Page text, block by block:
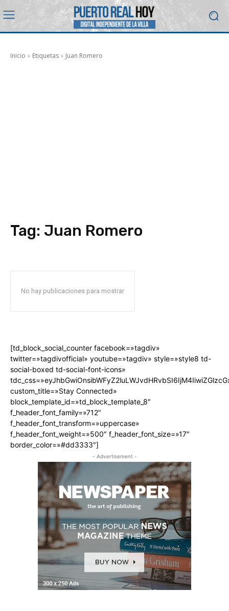
Inicio Etiquetas Juan Romero
Tag: Juan Romero
No hay publicaciones para mostrar
[td_block_social_counter facebook=»tagdiv»
twitter=»tagdivofficial» youtube=»tagdiv» style=»style8 td-
social-boxed td-social-font-icons»
custom_title=»Stay Connected»
block_template_id=»td_block_template_8″
f_header_font_family=»712″
f_header_font_transform=»uppercase»
f_header_font_weight=»500″ f_header_font_size=»17″
border_color=»#dd3333″]
- Advertisement -